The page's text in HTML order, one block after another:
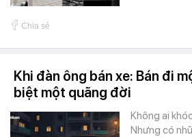
Chia sẻ
Khi đàn ông bán xe: Bán đi
biệt một quãng đời
Không ai
Nhưng có